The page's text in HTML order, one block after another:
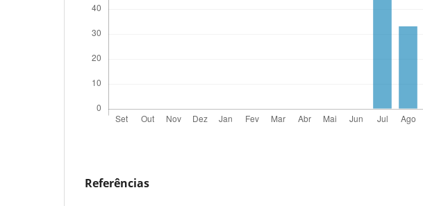
Referências